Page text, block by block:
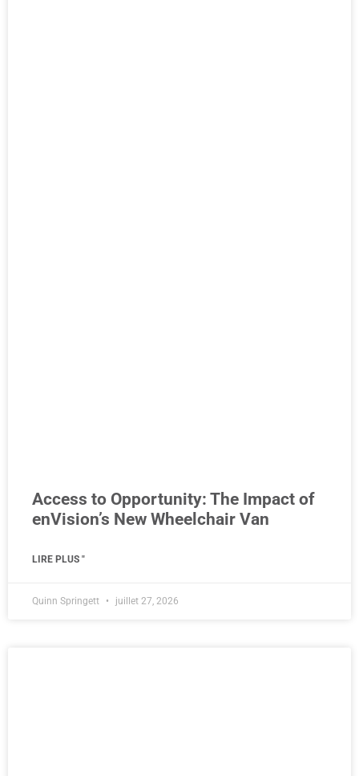
Access to Opportunity: The Impact of
enVision’s New Wheelchair Van
LIRE PLUS "
Quinn Springett juillet 27, 2026